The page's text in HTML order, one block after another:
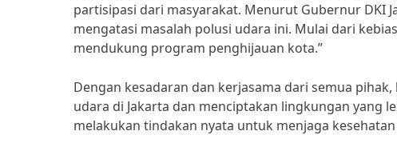
partisipasi dari masyarakat. Menurut Gubernur DKI
mengatasi masalah polusi udara ini. Mulai dari
mendukung program penghijauan kota.”
Dengan kesadaran dan kerjasama dari semua
udara di Jakarta dan menciptakan lingkungan yang
melakukan tindakan nyata untuk menjaga